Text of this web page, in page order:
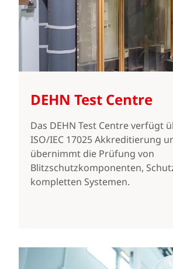
DEHN Test Centre
Das DEHN Test Centre verfügt
ISO/IEC 17025 Akkreditierung
übernimmt die Prüfung von
Blitzschutzkomponenten,
kompletten Systemen.